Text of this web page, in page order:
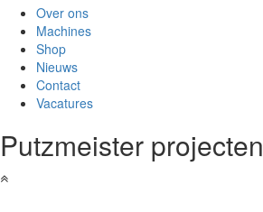
Over ons
Machines
Shop
Nieuws
Contact
Vacatures
Putzmeister projecten